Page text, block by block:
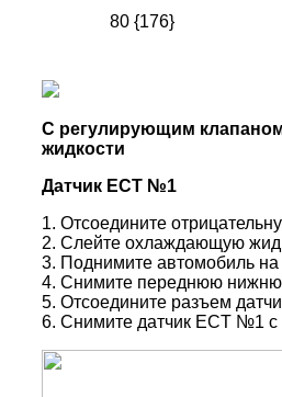
80 {176}
С регулирующим
жидкости
Датчик ЕСТ №1
1. Отсоедините
2. Слейте охлаждающую
3. Поднимите автомобиль
4. Снимите переднюю
5. Отсоедините разъем
6. Снимите датчик ECT №1